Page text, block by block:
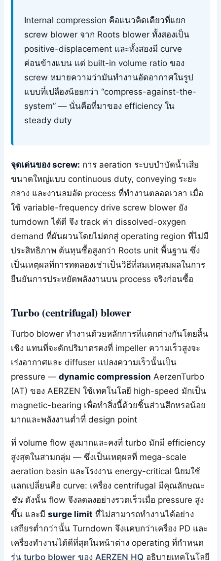
Internal compression คือแนวคิดเดียวที่แยก
screw blower จาก Roots blower ทั้งสองเป็น
positive-displacement และทั้งสองมี curve
ค่อนข้างแบน แต่ built-in volume ratio ของ
screw หมายความว่ามันทำงานอัดอากาศในรูป
แบบที่เปลืองน้อยกว่า “compress-against-the-
system” — นั่นคือที่มาของ efficiency ใน
steady duty
จุดเด่นของ screw: การ aeration ระบบบำบัดน้ำเสีย
ขนาดใหญ่แบบ continuous duty, conveying ระยะ
กลาง และงานลมอัด process ที่ทำงานตลอดเวลา เมื่อ
ใช้ variable-frequency drive screw blower ยัง
turndown ได้ดี จึง track ค่า dissolved-oxygen
demand ที่ผันผวนโดยไม่ตกสู่ operating region ที่ไม่มี
ประสิทธิภาพ ต้นทุนซื้อสูงกว่า Roots unit พื้นฐาน ซึ่ง
เป็นเหตุผลที่การทดลองเช่าเป็นวิธีที่สมเหตุสมผลในการ
ยืนยันการประหยัดพลังงานบน process จริงก่อนซื้อ
Turbo (centrifugal) blower
Turbo blower ทำงานด้วยหลักการที่แตกต่างกันโดยสิ้น
เชิง แทนที่จะดักปริมาตรคงที่ impeller ความเร็วสูงจะ
เร่งอากาศและ diffuser แปลงความเร็วนั้นเป็น
pressure —dynamic compression AerzenTurbo
(AT) ของ AERZEN ใช้เทคโนโลยี high-speed มักเป็น
magnetic-bearing เพื่อทำสิ่งนี้ด้วยชิ้นส่วนสึกหรอน้อย
มากและพลังงานต่ำที่ design point
ที่ volume flow สูงมากและคงที่ turbo มักมี efficiency
สูงสุดในสามกลุ่ม — ซึ่งเป็นเหตุผลที่ mega-scale
aeration basin และโรงงาน energy-critical นิยมใช้
แลกเปลี่ยนคือ curve: เครื่อง centrifugal มีคุณลักษณะ
ชัน ดังนั้น flow จึงลดลงอย่างรวดเร็วเมื่อ pressure สูง
ขึ้น และมีsurge limit ที่ไม่สามารถทำงานได้อย่าง
เสถียรต่ำกว่านั้น Turndown จึงแคบกว่าเครื่อง PD และ
เครื่องทำงานได้ดีที่สุดในหน้าต่าง operating ที่กำหนด
รุ่น turbo blower ของ AERZEN HQ อธิบายเทคโนโลยี